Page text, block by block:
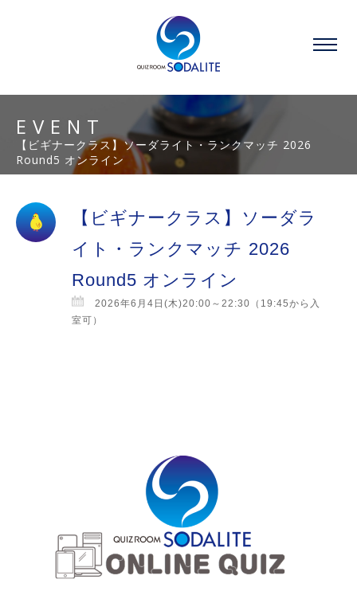
EVENT
【ビギナークラス】ソーダライト・ランクマッチ 2026
Round5 オンライン
【ビギナークラス】ソーダラ
イト・ランクマッチ 2026
Round5 オンライン
2026年6月4日(木)20:00～22:30（19:45から入
室可）